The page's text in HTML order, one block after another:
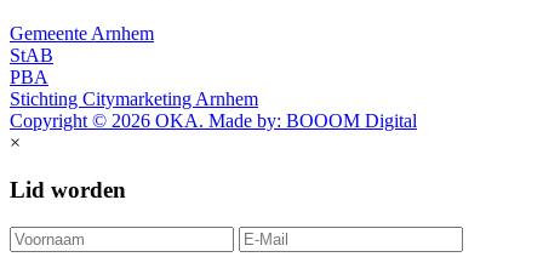
Gemeente Arnhem
StAB
PBA
Stichting Citymarketing Arnhem
Copyright © 2026 OKA. Made by: BOOOM Digital
×
Lid worden